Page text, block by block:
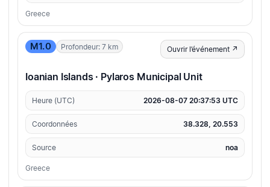
Greece
M1.0 Profondeur: 7 km Ouvrir l’événement ↗
Ioanian Islands · Pylaros Municipal Unit
Heure (UTC) 2026-08-07 20:37:53 UTC
Coordonnées 38.328, 20.553
Source noa
Greece